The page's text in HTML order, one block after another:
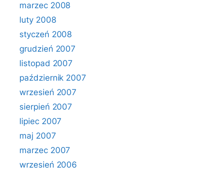
marzec 2008
luty 2008
styczeń 2008
grudzień 2007
listopad 2007
październik 2007
wrzesień 2007
sierpień 2007
lipiec 2007
maj 2007
marzec 2007
wrzesień 2006